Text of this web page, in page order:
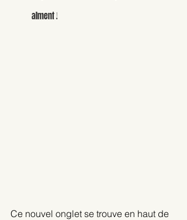
aiment !
Ce nouvel onglet se trouve en haut de